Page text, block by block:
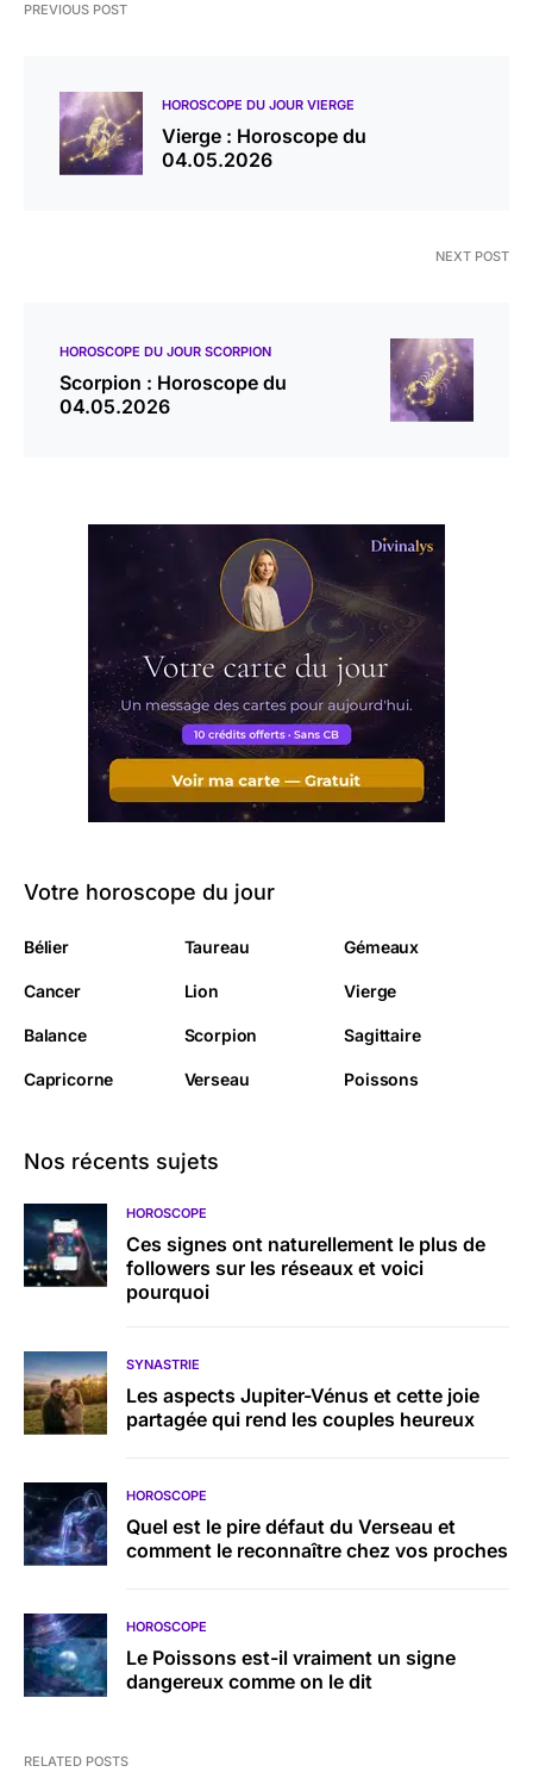
PREVIOUS POST
HOROSCOPE DU JOUR VIERGE
Vierge : Horoscope du
04.05.2026
NEXT POST
HOROSCOPE DU JOUR SCORPION
Scorpion : Horoscope du
04.05.2026
Votre horoscope du jour
Bélier Taureau Gémeaux
Cancer Lion Vierge
Balance Scorpion Sagittaire
Capricorne Verseau Poissons
Nos récents sujets
HOROSCOPE
Ces signes ont naturellement le plus de
followers sur les réseaux et voici
pourquoi
SYNASTRIE
Les aspects Jupiter-Vénus et cette joie
partagée qui rend les couples heureux
HOROSCOPE
Quel est le pire défaut du Verseau et
comment le reconnaître chez vos proches
HOROSCOPE
Le Poissons est-il vraiment un signe
dangereux comme on le dit
RELATED POSTS